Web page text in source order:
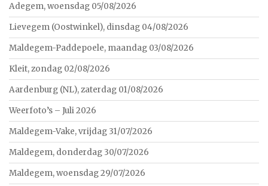
Adegem, woensdag 05/08/2026
Lievegem (Oostwinkel), dinsdag 04/08/2026
Maldegem-Paddepoele, maandag 03/08/2026
Kleit, zondag 02/08/2026
Aardenburg (NL), zaterdag 01/08/2026
Weerfoto’s – Juli 2026
Maldegem-Vake, vrijdag 31/07/2026
Maldegem, donderdag 30/07/2026
Maldegem, woensdag 29/07/2026